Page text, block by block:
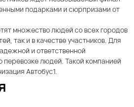
подарками и сюрпризами от
множество людей со всех городов
так и в качестве участников. Для
и ответственной
перевозке людей. Такой компанией
Автобус1.